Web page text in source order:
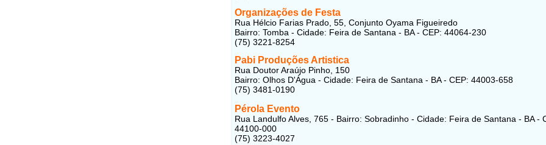
Organizações de Festa
Rua Hélcio Farias Prado, 55, Conjunto Oyama Figueiredo
Bairro: Tomba - Cidade: Feira de Santana - BA - CEP: 44064-230
(75) 3221-8254
Pabi Produções Artistica
Rua Doutor Araújo Pinho, 150
Bairro: Olhos D'Água - Cidade: Feira de Santana - BA - CEP: 44003-658
(75) 3481-0190
Pérola Evento
Rua Landulfo Alves, 765 - Bairro: Sobradinho - Cidade: Feira de Santana - BA -
44100-000
(75) 3223-4027